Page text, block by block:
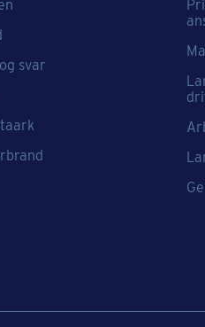
svar